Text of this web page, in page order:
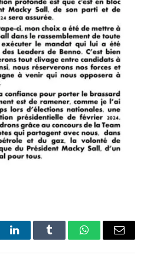
LinkedInTumblr WhatsAppEmail